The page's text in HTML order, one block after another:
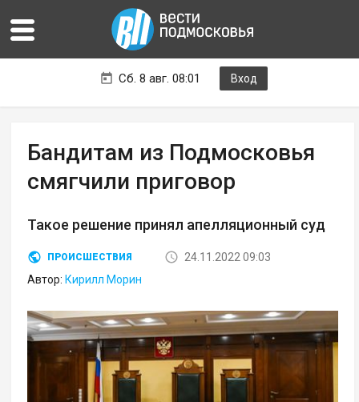
Сб. 8 авг. 08:01 Вход
Бандитам из Подмосковья
смягчили приговор
Такое решение принял апелляционный суд
ПРОИСШЕСТВИЯ
24.11.2022 09:03
Автор: Кирилл Морин